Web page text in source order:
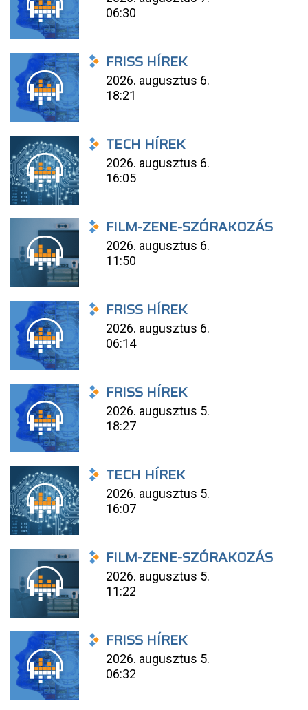
06:30
FRISS HÍREK
2026. augusztus 6.
18:21
TECH HÍREK
2026. augusztus 6.
16:05
FILM-ZENE-SZÓRAKOZÁS
2026. augusztus 6.
11:50
FRISS HÍREK
2026. augusztus 6.
06:14
FRISS HÍREK
2026. augusztus 5.
18:27
TECH HÍREK
2026. augusztus 5.
16:07
FILM-ZENE-SZÓRAKOZÁS
2026. augusztus 5.
11:22
FRISS HÍREK
2026. augusztus 5.
06:32